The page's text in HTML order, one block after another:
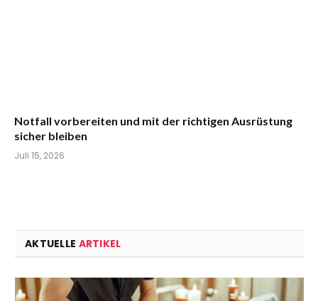
Notfall vorbereiten und mit der richtigen Ausrüstung
sicher bleiben
Juli 15, 2026
AKTUELLE ARTIKEL